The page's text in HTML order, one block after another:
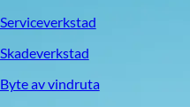
Serviceverkstad
Skadeverkstad
Byte av vindruta